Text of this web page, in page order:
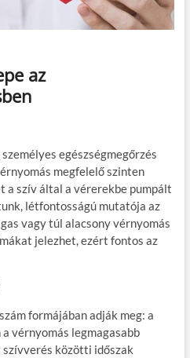
az
egészségmegőrzés
megfelelő szinten
a szív által a vérerekbe pumpált
létfontosságú mutatója az
vagy túl alacsony vérnyomás
jelezhet, ezért fontos az
formájában adják meg: a
vérnyomás legmagasabb
szívverés közötti időszak